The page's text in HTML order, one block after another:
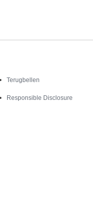
Terugbellen
Responsible Disclosure